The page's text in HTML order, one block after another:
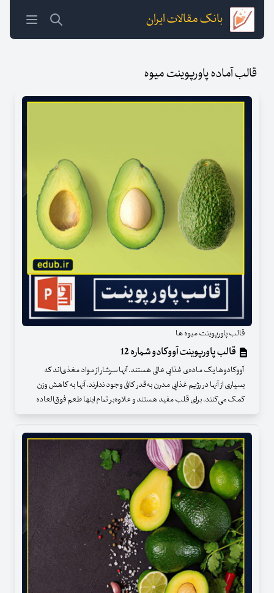
بانک مقالات ایران
قالب آماده پاورپوینت میوه
قالب پاورپوینت میوه ها
قالب پاورپوینت آووکادو شماره 12
آووکادوها یک ماده‌ی غذایی عالی هستند. آنها سرشار از مواد مغذی‌اند که
بسیاری از آنها در رژیم غذایی مدرن به‌قدر کافی وجود ندارند. آنها به کاهش وزن
کمک می‌کنند، برای قلب مفید هستند و علاوه‌بر تمام اینها طعم فوق‌العاده